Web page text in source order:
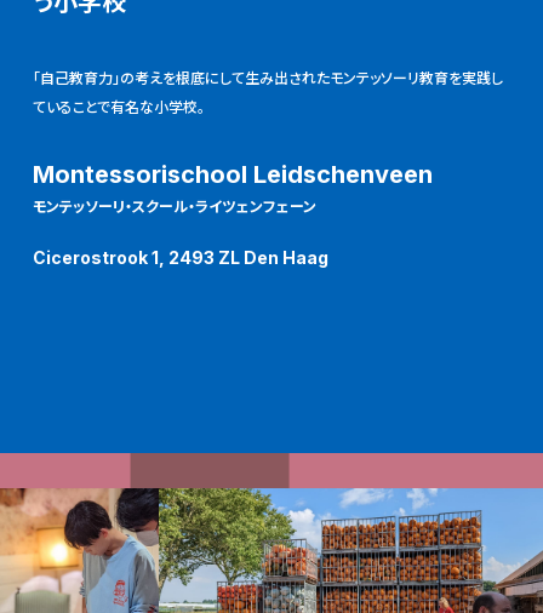
「自己教育力」の考えを根底にして生み出されたモンテッソーリ教育を実践し
ていることで有名な小学校。
Montessorischool Leidschenveen
モンテッソーリ・スクール・ライツェンフェーン
Cicerostrook 1, 2493 ZL Den Haag